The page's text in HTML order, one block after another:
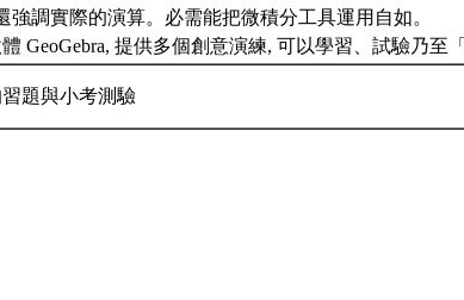
強調實際的演算。必需能把微積分工具運用自如。
GeoGebra, 提供多個創意演練, 可以學習、試驗乃至
題與小考測驗